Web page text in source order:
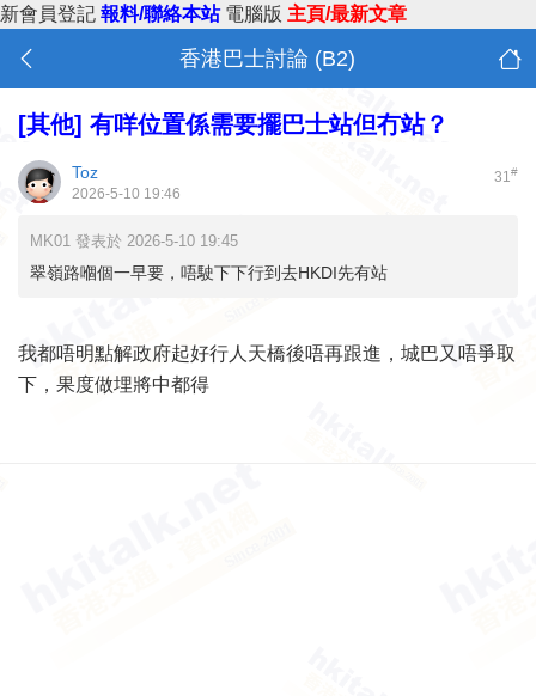
新會員登記 報料/聯絡本站 電腦版 主頁/最新文章
香港巴士討論 (B2)
[其他] 有咩位置係需要擺巴士站但冇站？
31#
Toz
2026-5-10 19:46
MK01 發表於 2026-5-10 19:45
翠嶺路嗰個一早要，唔駛下下行到去HKDI先有站
我都唔明點解政府起好行人天橋後唔再跟進，城巴又唔爭取
下，果度做埋將中都得